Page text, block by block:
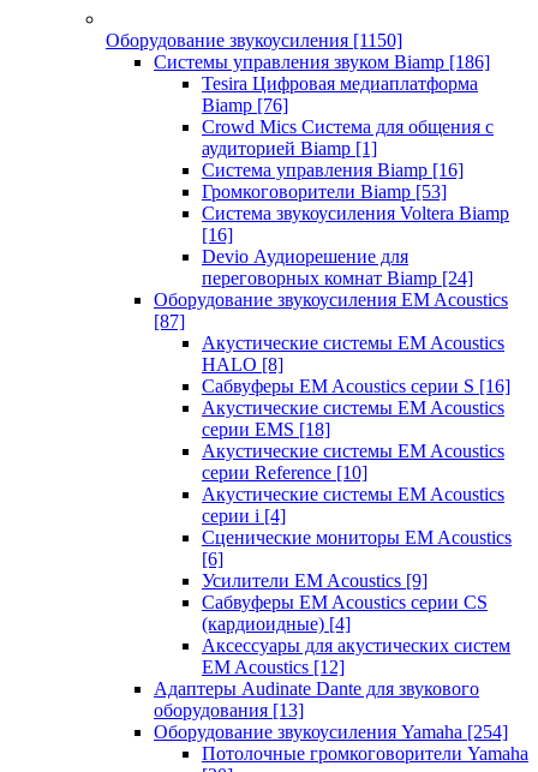
Оборудование звукоусиления [1150]
Системы управления звуком Biamp [186]
Tesira Цифровая медиаплатформа
Biamp [76]
Crowd Mics Система для общения с
аудиторией Biamp [1]
Система управления Biamp [16]
Громкоговорители Biamp [53]
Система звукоусиления Voltera Biamp
[16]
Devio Аудиорешение для
переговорных комнат Biamp [24]
Оборудование звукоусиления EM Acoustics
[87]
Акустические системы EM Acoustics
HALO [8]
Сабвуферы EM Acoustics серии S [16]
Акустические системы EM Acoustics
серии EMS [18]
Акустические системы EM Acoustics
серии Reference [10]
Акустические системы EM Acoustics
серии i [4]
Сценические мониторы EM Acoustics
[6]
Усилители EM Acoustics [9]
Сабвуферы EM Acoustics серии CS
(кардиоидные) [4]
Аксессуары для акустических систем
EM Acoustics [12]
Адаптеры Audinate Dante для звукового
оборудования [13]
Оборудование звукоусиления Yamaha [254]
Потолочные громкоговорители Yamaha